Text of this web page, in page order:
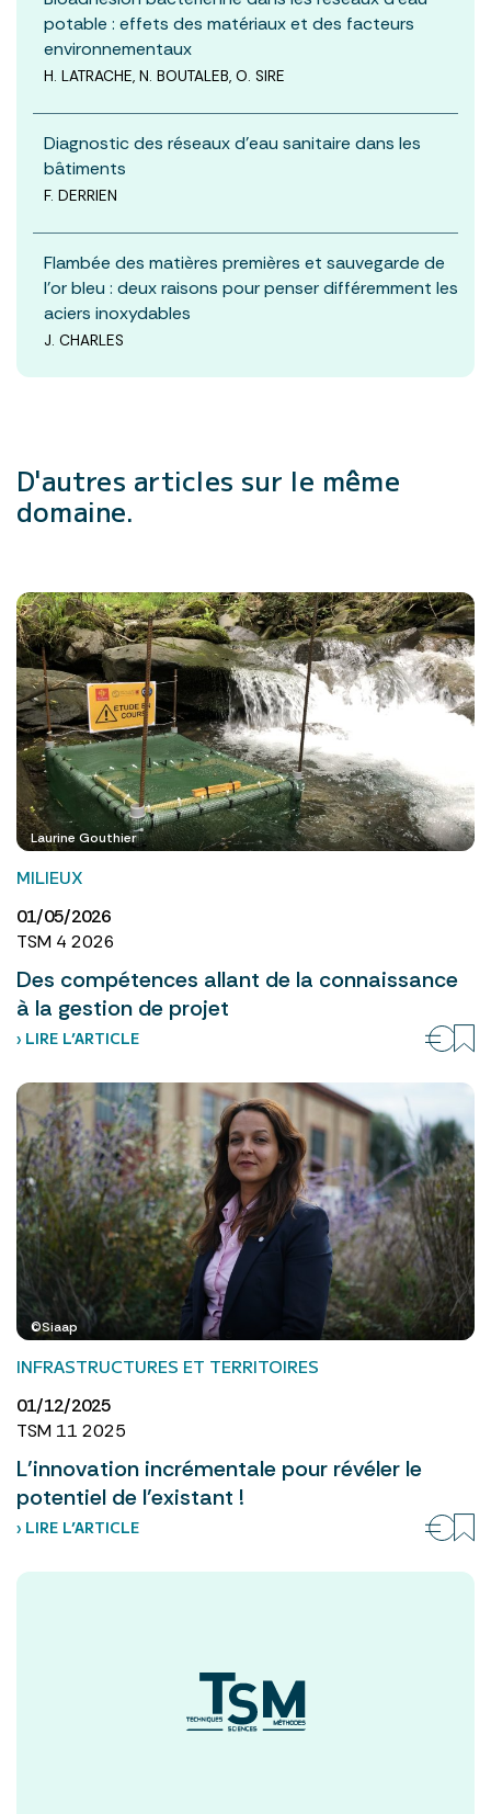
potable : effets des matériaux et des facteurs
environnementaux
H. LATRACHE, N. BOUTALEB, O. SIRE
Diagnostic des réseaux d’eau sanitaire dans les
bâtiments
F. DERRIEN
Flambée des matières premières et sauvegarde de
l’or bleu : deux raisons pour penser différemment les
aciers inoxydables
J. CHARLES
D'autres articles sur le même
domaine.
Laurine Gouthier
MILIEUX
01/05/2026
TSM 4 2026
Des compétences allant de la connaissance
à la gestion de projet
› LIRE L’ARTICLE
©Siaap
INFRASTRUCTURES ET TERRITOIRES
01/12/2025
TSM 11 2025
L’innovation incrémentale pour révéler le
potentiel de l’existant !
› LIRE L’ARTICLE